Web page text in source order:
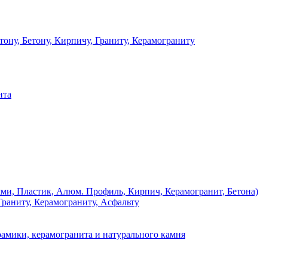
Кирпичу, Граниту, Керамограниту
Алюм. Профиль, Кирпич, Керамогранит, Бетона)
Керамограниту, Асфальту
керамогранита и натурального камня